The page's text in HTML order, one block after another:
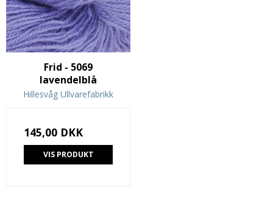
Frid - 5069
lavendelblå
Hillesvåg Ullvarefabrikk
145,00 DKK
VIS PRODUKT